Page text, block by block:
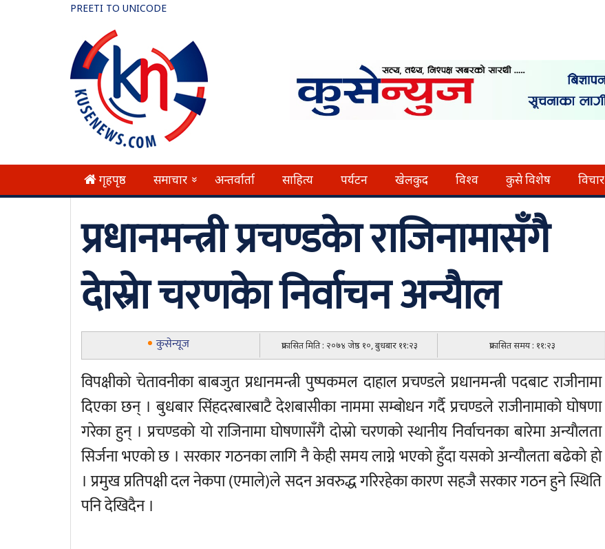
PREETI TO UNICODE
गृहपृष्ठ समाचार » अन्तर्वार्ता साहित्य पर्यटन खेलकुद विश्व कुसे विशेष विचार
प्रधानमन्त्री प्रचण्डकाे राजिनामासँगै
दाेस्राे चरणकाे निर्वाचन अन्याैल
कुसेन्यूज प्रकासित मिति : २०७४ जेष्ठ १०, बुधबार ११:२३ प्रकासित समय : ११:२३
विपक्षीकाे चेतावनीका बाबजुत प्रधानमन्त्री पुष्पकमल दाहाल प्रचण्डले प्रधानमन्त्री पदबाट राजीनामा
दिएका छन् । बुधबार सिंहदरबारबाटै देशबासीका नाममा सम्बोधन गर्दै प्रचण्डले राजीनामाको घोषणा
गरेका हुन् । प्रचण्डकाे याे राजिनामा घाेषणासँगै दाेस्राे चरणकाे स्थानीय निर्वाचनका बारेमा अन्याैलता
सिर्जना भएकाे छ । सरकार गठनका लागि नै केही समय लाग्ने भएकाे हुँदा यसकाे अन्याैलता बढेकाे हाे
। प्रमुख प्रतिपक्षी दल नेकपा (एमाले)ले सदन अवरुद्ध गरिरहेका कारण सहजै सरकार गठन हुने स्थिति
पनि देखिदैन ।